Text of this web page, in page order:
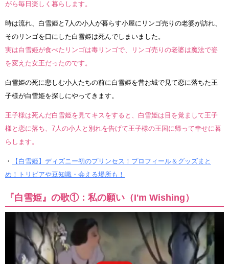
がら毎日楽しく暮らします。
時は流れ、白雪姫と7人の小人が暮らす小屋にリンゴ売りの老婆が訪れ、
そのリンゴを口にした白雪姫は死んでしまいました。
実は白雪姫が食べたリンゴは毒リンゴで、リンゴ売りの老婆は魔法で姿
を変えた女王だったのです。
白雪姫の死に悲しむ小人たちの前に白雪姫を昔お城で見て恋に落ちた王
子様が白雪姫を探しにやってきます。
王子様は死んだ白雪姫を見てキスをすると、白雪姫は目を覚まして王子
様と恋に落ち、7人の小人と別れを告げて王子様の王国に帰って幸せに暮
らします。
・
【白雪姫】ディズニー初のプリンセス！プロフィール＆グッズまと
め！トリビアや豆知識・会える場所も！
『白雪姫』の歌①：私の願い（I'm Wishing）